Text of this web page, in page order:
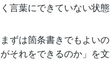
く言葉にできていない状態
まずは箇条書きでもよい
がそれをできるのか」を